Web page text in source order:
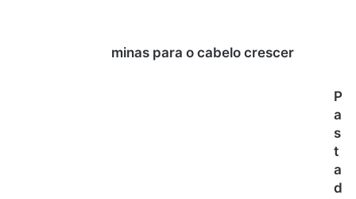
minas para o cabelo crescer
P
a
s
t
a
d